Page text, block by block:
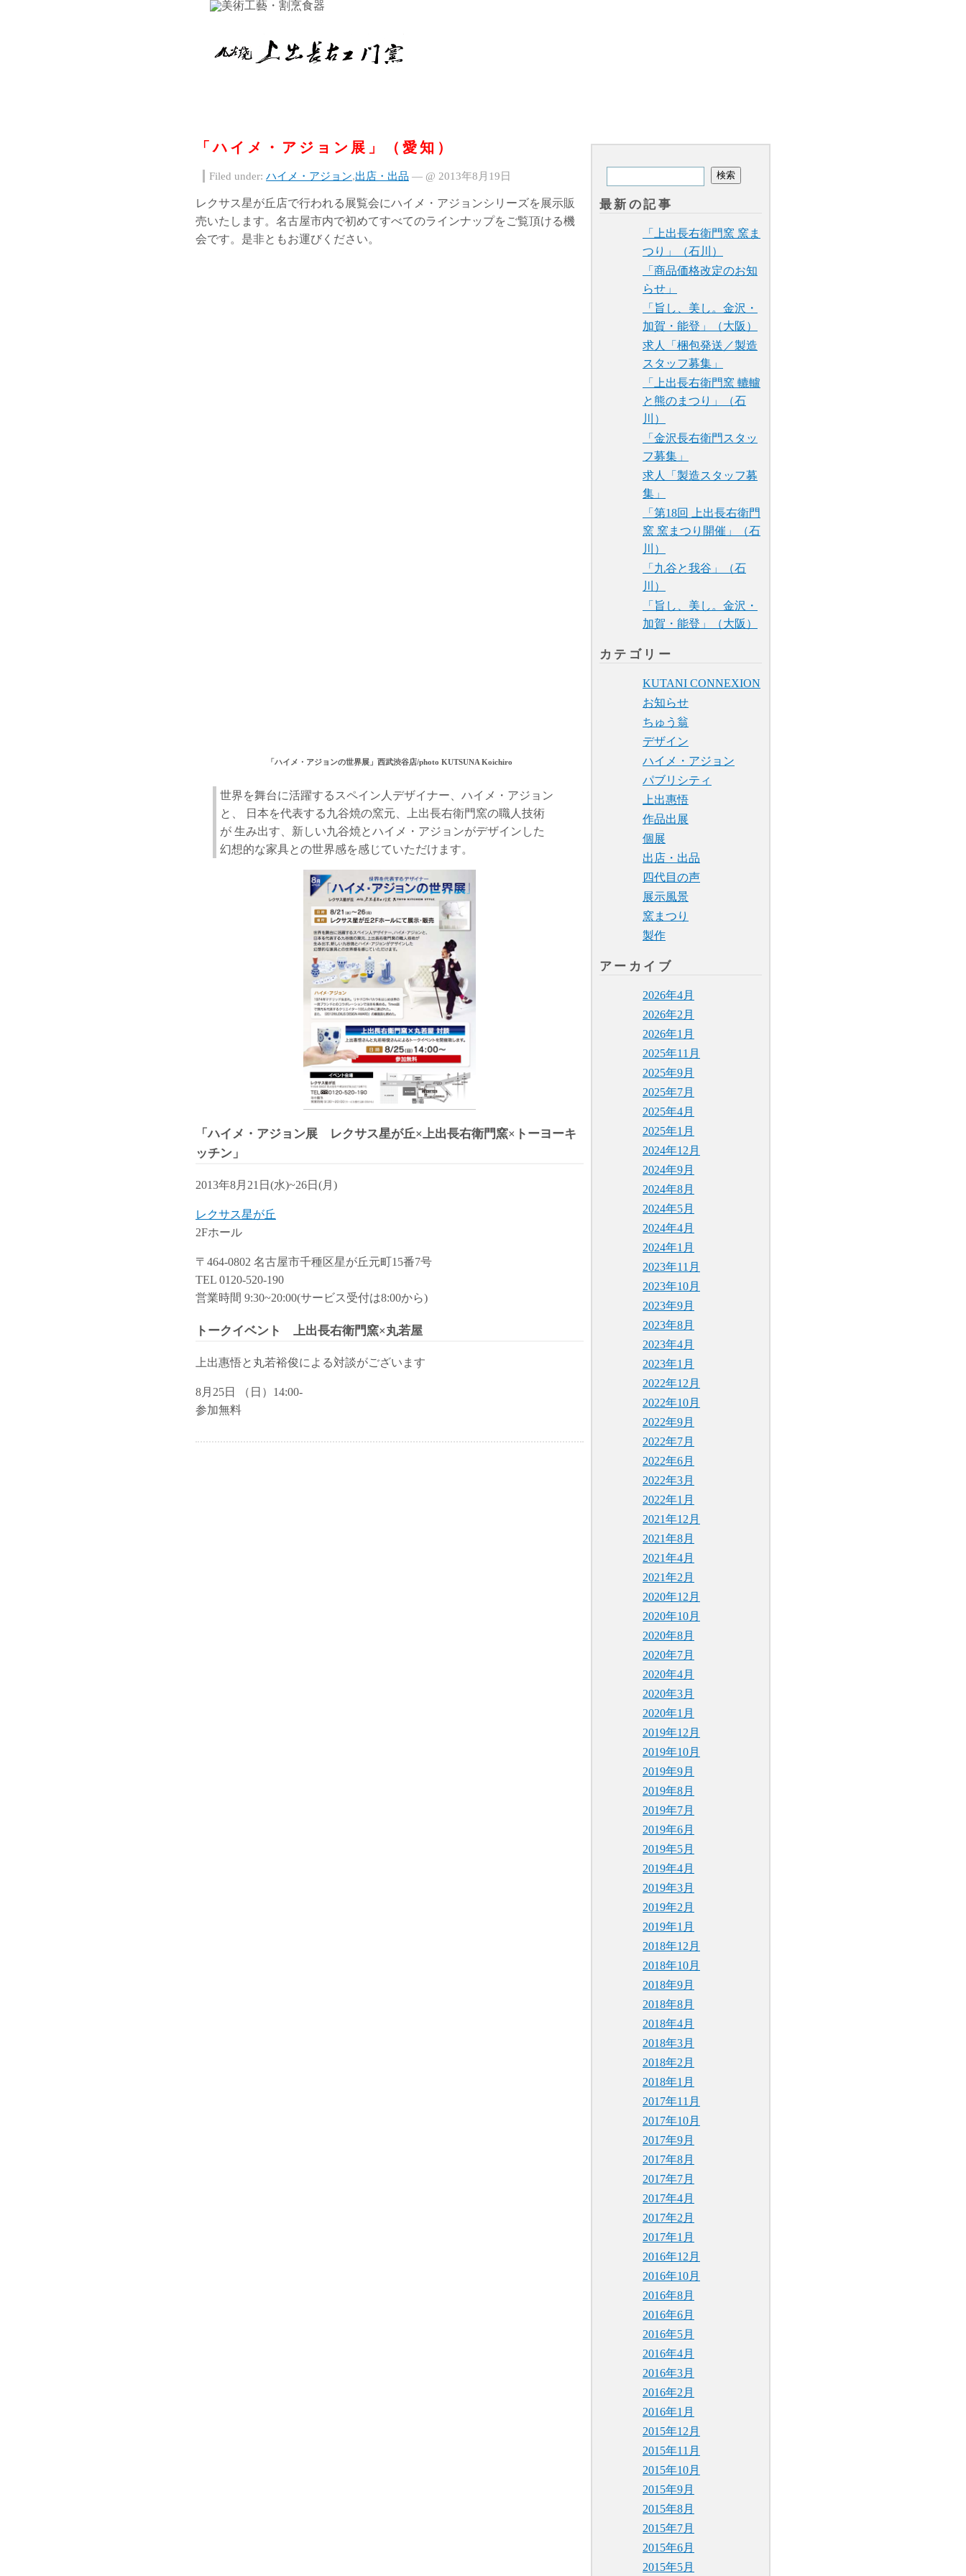
「ハイメ・アジョン展」（愛知）
Filed under: ハイメ・アジョン,出店・出品 — @ 2013年8月19日
レクサス星が丘店で行われる展覧会にハイメ・アジョンシリーズを展示販
売いたします。名古屋市内で初めてすべてのラインナップをご覧頂ける機
会です。是非ともお運びください。
「ハイメ・アジョンの世界展」西武渋谷店/photo KUTSUNA Koichiro
世界を舞台に活躍するスペイン人デザイナー、ハイメ・アジョン
と、 日本を代表する九谷焼の窯元、上出長右衛門窯の職人技術
が 生み出す、新しい九谷焼とハイメ・アジョンがデザインした
幻想的な家具との世界感を感じていただけます。
「ハイメ・アジョン展 レクサス星が丘×上出長右衛門窯×トーヨーキ
ッチン」
2013年8月21日(水)~26日(月)
レクサス星が丘
2Fホール
〒464-0802 名古屋市千種区星が丘元町15番7号
TEL 0120-520-190
営業時間 9:30~20:00(サービス受付は8:00から)
トークイベント 上出長右衛門窯×丸若屋
上出惠悟と丸若裕俊による対談がございます
8月25日 （日）14:00-
参加無料
最新の記事
「上出長右衛門窯 窯ま
つり」（石川）
「商品価格改定のお知
らせ」
「旨し、美し。金沢・
加賀・能登」（大阪）
求人「梱包発送／製造
スタッフ募集」
「上出長右衛門窯 轆轤
と熊のまつり」（石
川）
「金沢長右衛門スタッ
フ募集」
求人「製造スタッフ募
集」
「第18回 上出長右衛門
窯 窯まつり開催」（石
川）
「九谷と我谷」（石
川）
「旨し、美し。金沢・
加賀・能登」（大阪）
カテゴリー
KUTANI CONNEXION
お知らせ
ちゅう翁
デザイン
ハイメ・アジョン
パブリシティ
上出惠悟
作品出展
個展
出店・出品
四代目の声
展示風景
窯まつり
製作
アーカイブ
2026年4月
2026年2月
2026年1月
2025年11月
2025年9月
2025年7月
2025年4月
2025年1月
2024年12月
2024年9月
2024年8月
2024年5月
2024年4月
2024年1月
2023年11月
2023年10月
2023年9月
2023年8月
2023年4月
2023年1月
2022年12月
2022年10月
2022年9月
2022年7月
2022年6月
2022年3月
2022年1月
2021年12月
2021年8月
2021年4月
2021年2月
2020年12月
2020年10月
2020年8月
2020年7月
2020年4月
2020年3月
2020年1月
2019年12月
2019年10月
2019年9月
2019年8月
2019年7月
2019年6月
2019年5月
2019年4月
2019年3月
2019年2月
2019年1月
2018年12月
2018年10月
2018年9月
2018年8月
2018年4月
2018年3月
2018年2月
2018年1月
2017年11月
2017年10月
2017年9月
2017年8月
2017年7月
2017年4月
2017年2月
2017年1月
2016年12月
2016年10月
2016年8月
2016年6月
2016年5月
2016年4月
2016年3月
2016年2月
2016年1月
2015年12月
2015年11月
2015年10月
2015年9月
2015年8月
2015年7月
2015年6月
2015年5月